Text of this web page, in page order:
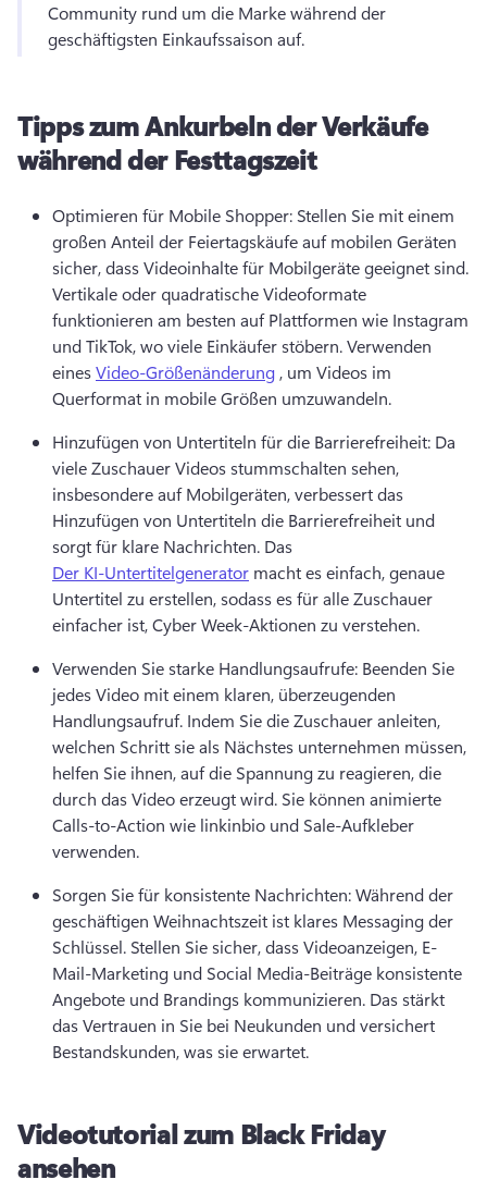
Community rund um die Marke während der
geschäftigsten Einkaufssaison auf.
Tipps zum Ankurbeln der Verkäufe
während der Festtagszeit
Optimieren für Mobile Shopper: Stellen Sie mit einem
großen Anteil der Feiertagskäufe auf mobilen Geräten
Vertikale oder quadratische Videoformate
funktionieren am besten auf Plattformen wie Instagram
und TikTok, wo viele Einkäufer stöbern. Verwenden
eines Video-Größenänderung , um Videos im
Querformat in mobile Größen umzuwandeln.
Hinzufügen von Untertiteln für die Barrierefreiheit: Da
viele Zuschauer Videos stummschalten sehen,
insbesondere auf Mobilgeräten, verbessert das
Hinzufügen von Untertiteln die Barrierefreiheit und
sorgt für klare Nachrichten. Das
Der KI-Untertitelgenerator macht es einfach, genaue
Untertitel zu erstellen, sodass es für alle Zuschauer
einfacher ist, Cyber Week-Aktionen zu verstehen.
Verwenden Sie starke Handlungsaufrufe: Beenden Sie
jedes Video mit einem klaren, überzeugenden
Handlungsaufruf. Indem Sie die Zuschauer anleiten,
welchen Schritt sie als Nächstes unternehmen müssen,
helfen Sie ihnen, auf die Spannung zu reagieren, die
durch das Video erzeugt wird. Sie können animierte
Calls-to-Action wie linkinbio und Sale-Aufkleber
verwenden.
Sorgen Sie für konsistente Nachrichten: Während der
geschäftigen Weihnachtszeit ist klares Messaging der
Schlüssel. Stellen Sie sicher, dass Videoanzeigen, E-
Mail-Marketing und Social Media-Beiträge konsistente
Angebote und Brandings kommunizieren. Das stärkt
das Vertrauen in Sie bei Neukunden und versichert
Bestandskunden, was sie erwartet.
Videotutorial zum Black Friday
ansehen